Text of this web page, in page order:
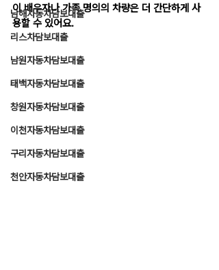
남해자동차담보대출
리스차담보대출
남원자동차담보대출
태백자동차담보대출
창원자동차담보대출
이천자동차담보대출
구리자동차담보대출
천안자동차담보대출
이 배우자나 가족 명의의 차량은 더 간단하게 사
용할 수 있어요.